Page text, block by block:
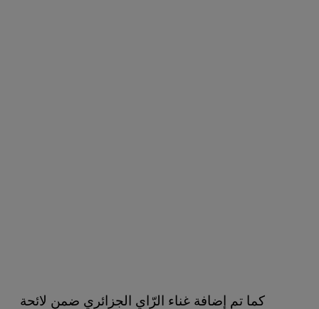
كما تم إضافة غناء الرّاي الجزائري ضمن لائحة